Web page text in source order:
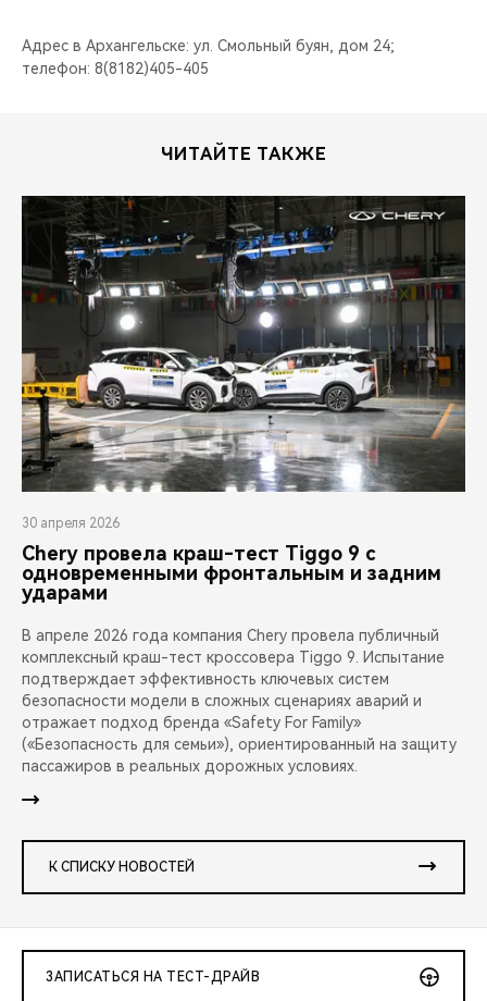
Адрес в Архангельске: ул. Смольный буян, дом 24;
телефон: 8(8182)405-405
ЧИТАЙТЕ ТАКЖЕ
30 апреля 2026
Chery провела краш-тест Tiggo 9 с
одновременными фронтальным и задним
ударами
В апреле 2026 года компания Chery провела публичный
комплексный краш-тест кроссовера Tiggo 9. Испытание
подтверждает эффективность ключевых систем
безопасности модели в сложных сценариях аварий и
отражает подход бренда «Safety For Family»
(«Безопасность для семьи»), ориентированный на защиту
пассажиров в реальных дорожных условиях.
К СПИСКУ НОВОСТЕЙ
ЗАПИСАТЬСЯ НА ТЕСТ-ДРАЙВ